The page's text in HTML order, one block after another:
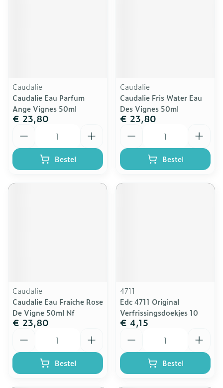
Caudalie
Caudalie Eau Parfum
Ange Vignes 50ml
€ 23,80
Bestel
Caudalie
Caudalie Fris Water Eau
Des Vignes 50ml
€ 23,80
Bestel
Caudalie
Caudalie Eau Fraiche Rose
De Vigne 50ml Nf
€ 23,80
Bestel
4711
Edc 4711 Original
Verfrissingsdoekjes 10
€ 4,15
Bestel